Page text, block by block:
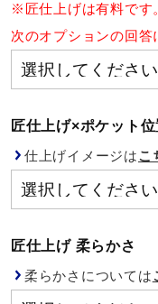
サポーター
健康／エク
メディカル
コラボ／ラ
※匠仕上げは有料です
次のオプションの回答
匠仕上げ×ポケット位
仕上げイメージはこ
匠仕上げ 柔らかさ
柔らかさについては